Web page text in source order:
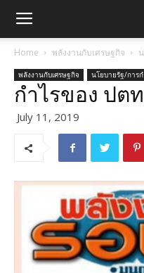
Home พลังงานกับเศรษฐกิจ
พลังงานกับเศรษฐกิจ นโยบายรัฐ/การ
กำไรของ ปต
July 11, 2019